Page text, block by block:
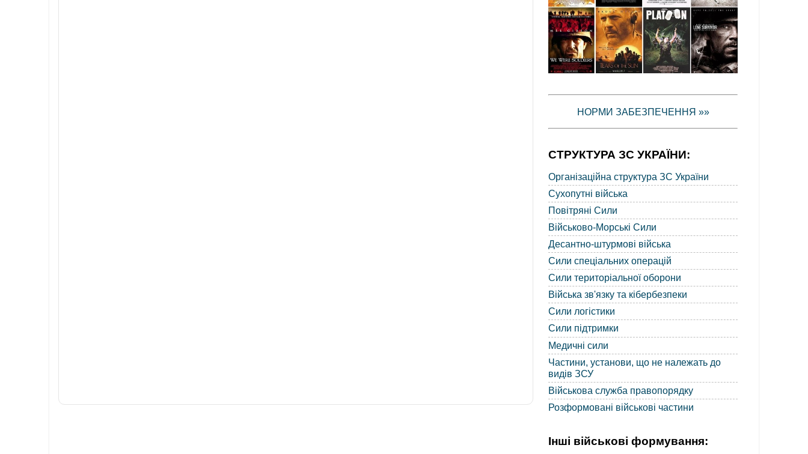
НОРМИ ЗАБЕЗПЕЧЕННЯ »»
СТРУКТУРА ЗС УКРАЇНИ:
Організаційна структура ЗС України
Сухопутні війська
Повітряні Сили
Військово-Морські Сили
Десантно-штурмові війська
Сили спеціальних операцій
Сили територіальної оборони
Війська зв'язку та кібербезпеки
Сили логістики
Сили підтримки
Медичні сили
Частини, установи, що не належать до
видів ЗСУ
Військова служба правопорядку
Розформовані військові частини
Інші військові формування: